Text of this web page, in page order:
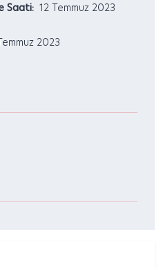
Saati: 12 Temmuz 2023
2023